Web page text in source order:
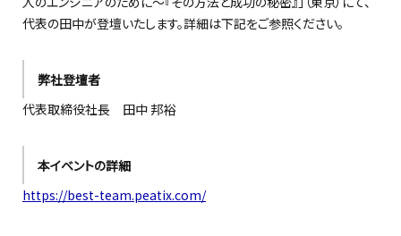
代表の田中が登壇いたします。詳細は下記をご参照ください。
弊社登壇者
代表取締役社長 田中 邦裕
本イベントの詳細
https://best-team.peatix.com/